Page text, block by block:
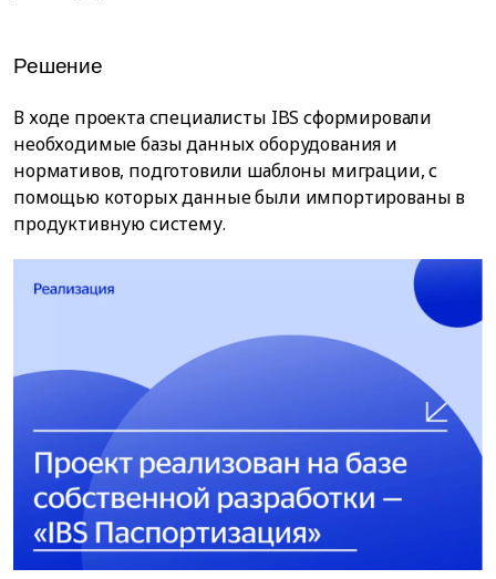
Решение
В ходе проекта специалисты IBS сформировали
необходимые базы данных оборудования и
нормативов, подготовили шаблоны миграции, с
помощью которых данные были импортированы в
продуктивную систему.